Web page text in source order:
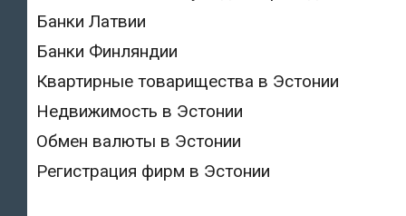
Банки Латвии
Банки Финляндии
Квартирные товарищества в Эстонии
Недвижимость в Эстонии
Обмен валюты в Эстонии
Регистрация фирм в Эстонии